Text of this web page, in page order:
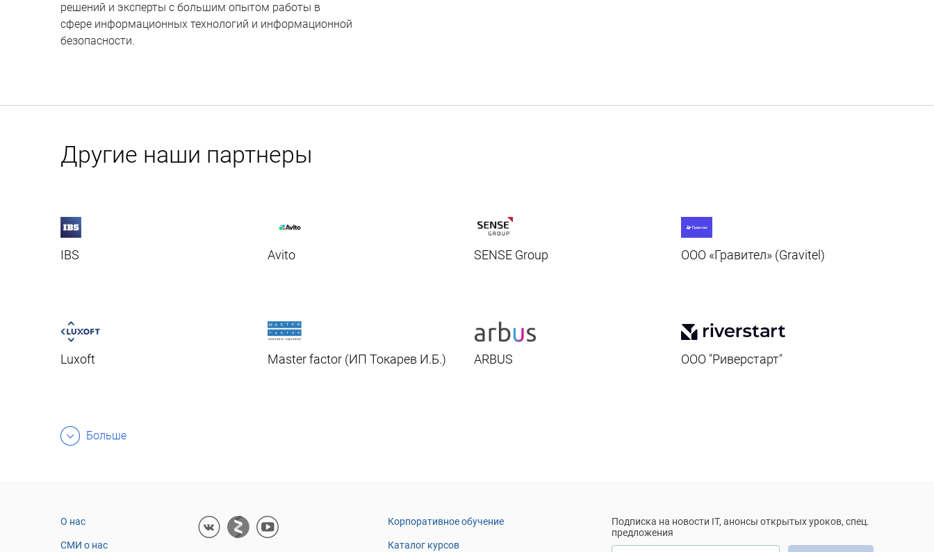
решений и эксперты с большим опытом работы в
сфере информационных технологий и информационной
безопасности.
Другие наши партнеры
IBS Avito SENSE Group ООО «Гравител» (Gravitel)
Luxoft Master factor (ИП Токарев И.Б.) ARBUS ООО "Риверстарт"
Больше
О нас
СМИ о нас
Корпоративное обучение
Каталог курсов
Подписка на новости IT, анонсы открытых уроков, спец.
предложения